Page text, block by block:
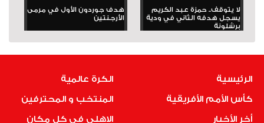
لا يتوقف.. حمزة عبد الكريم
يسجل هدفه الثاني في ودية
برشلونة
هدف جوردون الأول في مرمى
الأرجنتين
الرئيسية
كأس الأمم الأفريقية
أخر الأخبار
الكرة عالمية
المنتخب و المحترفين
الاهلى فى كل مكان